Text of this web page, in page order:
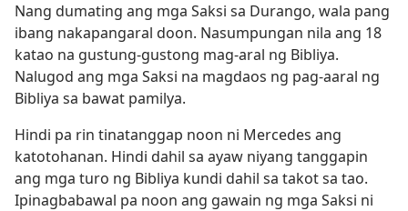
Nang dumating ang mga Saksi sa Durango, wala pang
ibang nakapangaral doon. Nasumpungan nila ang 18
katao na gustung-gustong mag-aral ng Bibliya.
Nalugod ang mga Saksi na magdaos ng pag-aaral ng
Bibliya sa bawat pamilya.
Hindi pa rin tinatanggap noon ni Mercedes ang
katotohanan. Hindi dahil sa ayaw niyang tanggapin
ang mga turo ng Bibliya kundi dahil sa takot sa tao.
Ipinagbabawal pa noon ang gawain ng mga Saksi ni